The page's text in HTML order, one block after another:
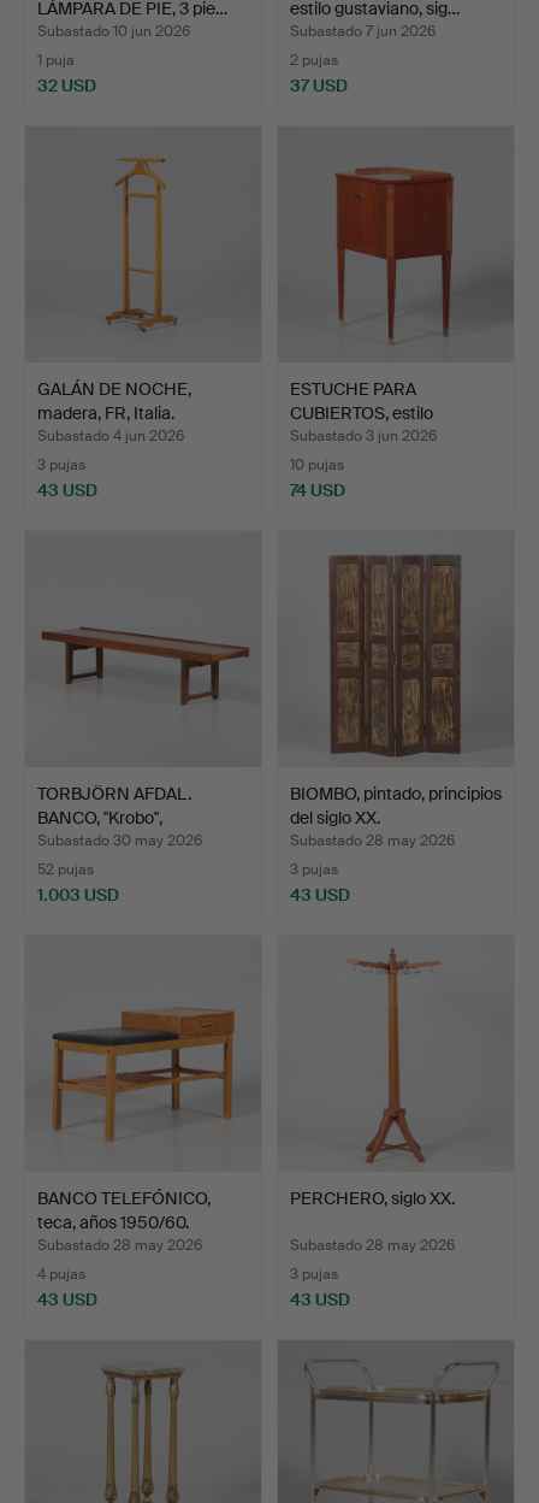
LÁMPARA DE PIE, 3 pie…
Subastado 10 jun 2026
1 puja
32 USD
estilo gustaviano, sig…
Subastado 7 jun 2026
2 pujas
37 USD
GALÁN DE NOCHE,
madera, FR, Italia.
Subastado 4 jun 2026
3 pujas
43 USD
ESTUCHE PARA
CUBIERTOS, estilo
gustaviano,…
Subastado 3 jun 2026
10 pujas
74 USD
TORBJÖRN AFDAL.
BANCO, "Krobo",
palisandro…
Subastado 30 may 2026
52 pujas
1.003 USD
BIOMBO, pintado, principios
del siglo XX.
Subastado 28 may 2026
3 pujas
43 USD
BANCO TELEFÓNICO,
teca, años 1950/60.
Subastado 28 may 2026
4 pujas
43 USD
PERCHERO, siglo XX.
Subastado 28 may 2026
3 pujas
43 USD